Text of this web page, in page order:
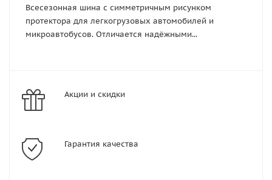
Всесезонная шина с симметричным рисунком
протектора для легкогрузовых автомобилей и
микроавтобусов. Отличается надёжными...
Акции и скидки
Гарантия качества